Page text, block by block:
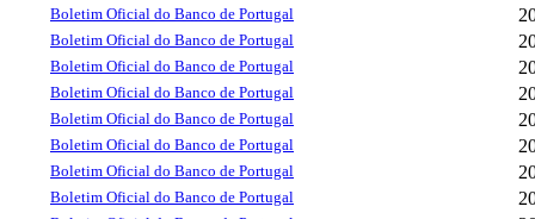
Boletim Oficial do Banco de Portugal
Boletim Oficial do Banco de Portugal
Boletim Oficial do Banco de Portugal
Boletim Oficial do Banco de Portugal
Boletim Oficial do Banco de Portugal
Boletim Oficial do Banco de Portugal
Boletim Oficial do Banco de Portugal
Boletim Oficial do Banco de Portugal